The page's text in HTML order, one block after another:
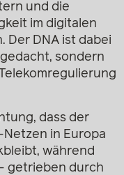
und die
im digitalen
Der DNA ist dabei
sondern
dass der
in Europa
während
getrieben durch